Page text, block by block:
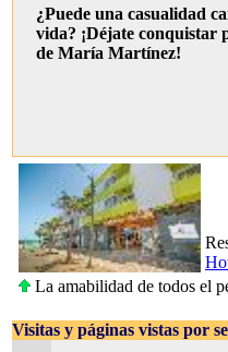
¿Puede una casualidad
vida? ¡Déjate conquistar
de María Martínez!
La amabilidad de todos el
Visitas y páginas vistas por